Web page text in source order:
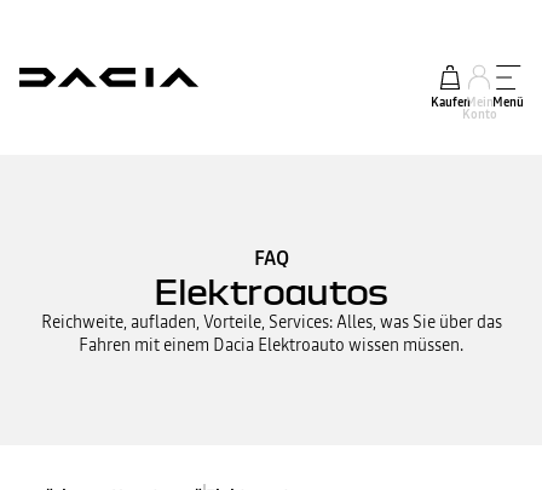
KaufenMein
Konto
Menü
FAQ
Elektroautos
Reichweite, aufladen, Vorteile, Services: Alles, was Sie über das
Fahren mit einem Dacia Elektroauto wissen müssen.